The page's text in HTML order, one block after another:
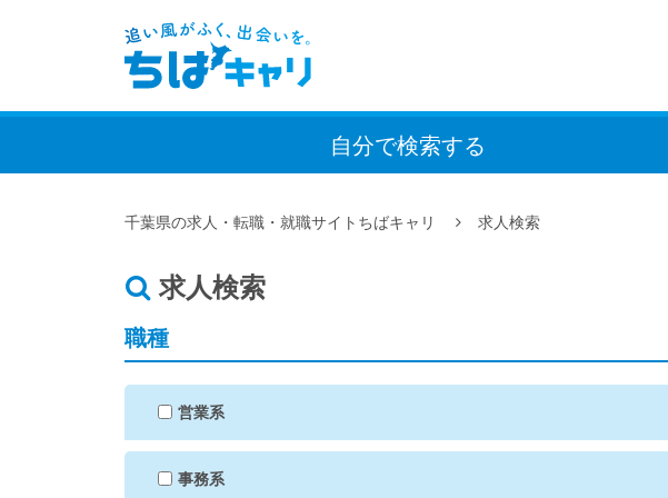
自分で検索する
千葉県の求人・転職・就職サイトちばキャリ 求人検索
求人検索
職種
営業系
事務系